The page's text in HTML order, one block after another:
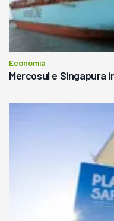
Economia
Mercosul e Singapura